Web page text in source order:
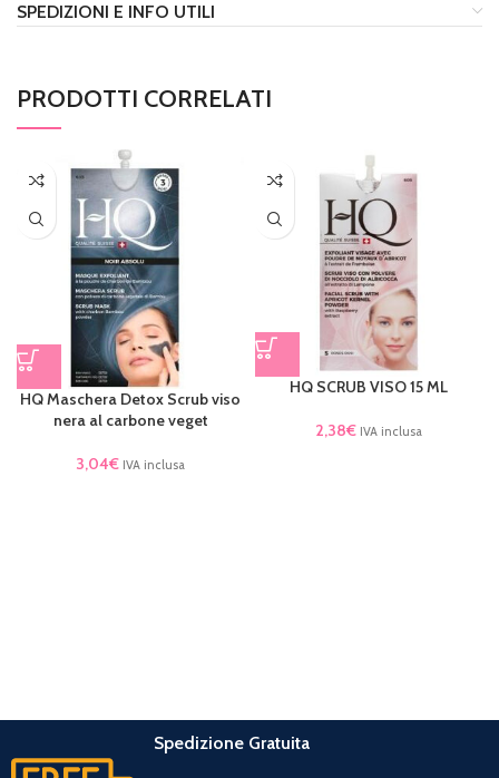
SPEDIZIONI E INFO UTILI
PRODOTTI CORRELATI
HQ Maschera Detox Scrub viso
nera al carbone veget
3,04€ IVA inclusa
HQ SCRUB VISO 15 ML
2,38€ IVA inclusa
Spedizione Gratuita